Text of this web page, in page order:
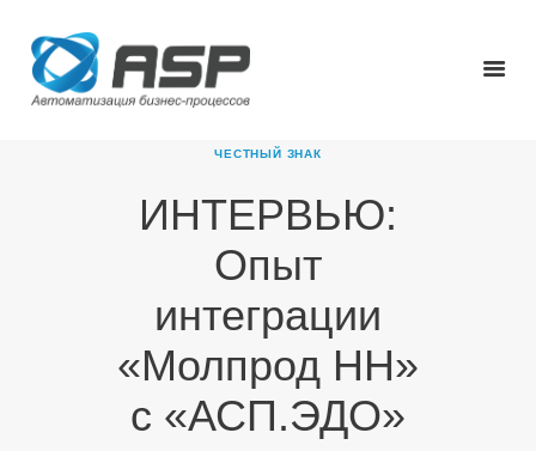
ЧЕСТНЫЙ ЗНАК
ИНТЕРВЬЮ:
Опыт
интеграции
«Молпрод НН»
с «АСП.ЭДО»
ГЛАВНАЯ
О КОМПАНИИ
НОВОСТИ
КАРЬЕРА
ПАРТНЕРЫ
КОНТАКТЫ